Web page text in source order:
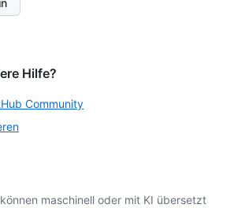
Hilfe?
Community
maschinell oder mit KI übersetzt